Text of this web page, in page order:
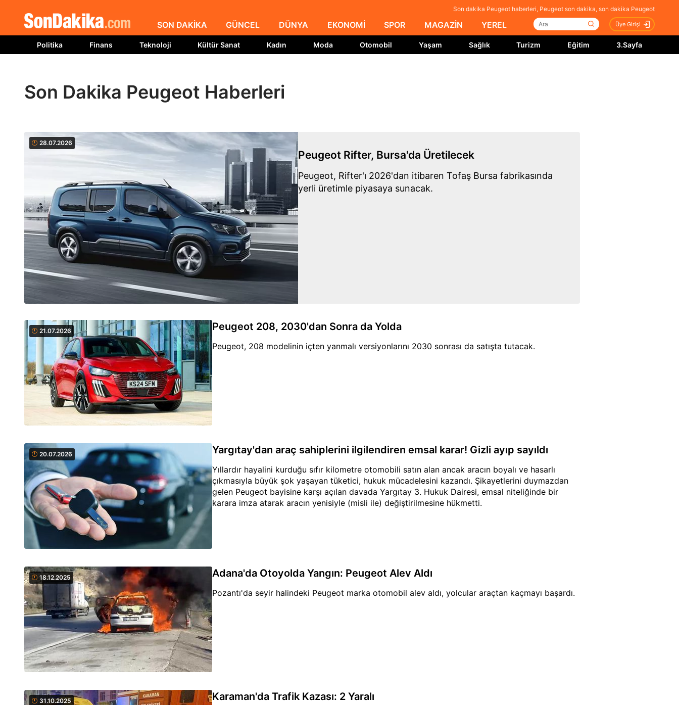
Son dakika Peugeot haberleri, Peugeot son dakika, son dakika Peugeot
SON DAKİKA GÜNCEL DÜNYA EKONOMİ SPOR MAGAZİN YEREL Üye Girişi
Politika Finans Teknoloji Kültür Sanat Kadın Moda Otomobil Yaşam Sağlık Turizm Eğitim 3.Sayfa
Son Dakika Peugeot Haberleri
28.07.2026
Peugeot Rifter, Bursa'da Üretilecek
Peugeot, Rifter'ı 2026'dan itibaren Tofaş Bursa fabrikasında
yerli üretimle piyasaya sunacak.
21.07.2026 Peugeot 208, 2030'dan Sonra da Yolda
Peugeot, 208 modelinin içten yanmalı versiyonlarını 2030 sonrası da satışta tutacak.
20.07.2026 Yargıtay'dan araç sahiplerini ilgilendiren emsal karar! Gizli ayıp sayıldı
Yıllardır hayalini kurduğu sıfır kilometre otomobili satın alan ancak aracın boyalı ve hasarlı
çıkmasıyla büyük şok yaşayan tüketici, hukuk mücadelesini kazandı. Şikayetlerini duymazdan
gelen Peugeot bayisine karşı açılan davada Yargıtay 3. Hukuk Dairesi, emsal niteliğinde bir
karara imza atarak aracın yenisiyle (misli ile) değiştirilmesine hükmetti.
18.12.2025 Adana'da Otoyolda Yangın: Peugeot Alev Aldı
Pozantı'da seyir halindeki Peugeot marka otomobil alev aldı, yolcular araçtan kaçmayı başardı.
31.10.2025 Karaman'da Trafik Kazası: 2 Yaralı